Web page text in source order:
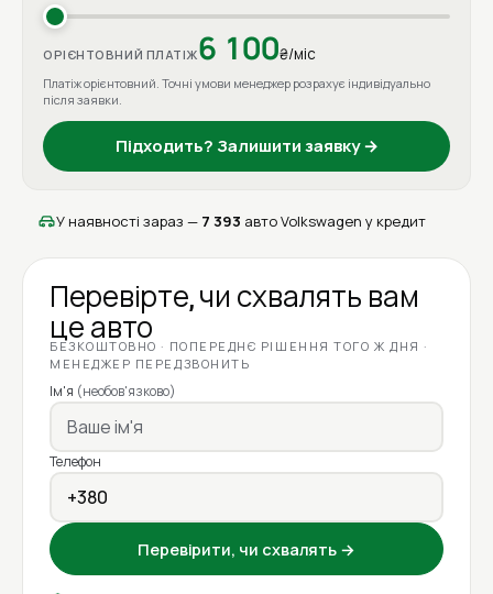
ОРІЄНТОВНИЙ ПЛАТІЖ6 100₴/міс
Платіж орієнтовний. Точні умови менеджер розрахує індивідуально
після заявки.
Підходить? Залишити заявку →
У наявності зараз — 7 393 авто Volkswagen у кредит
Перевірте, чи схвалять вам
це авто
БЕЗКОШТОВНО · ПОПЕРЕДНЄ РІШЕННЯ ТОГО Ж ДНЯ ·
МЕНЕДЖЕР ПЕРЕДЗВОНИТЬ
Ім'я (необов'язково)
Телефон
Перевірити, чи схвалять →